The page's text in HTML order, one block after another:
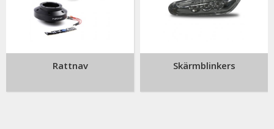
Rattnav Skärmblinkers